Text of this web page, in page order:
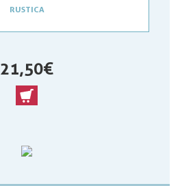
RUSTICA
21,50 €